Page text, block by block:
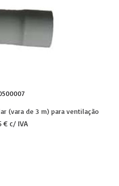
(vara de 3 m) para ventilação
€ c/ IVA